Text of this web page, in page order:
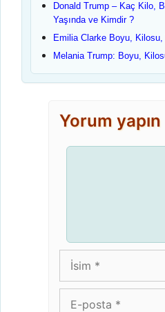
Donald Trump – Kaç Kilo,
Yaşında ve Kimdir ?
Emilia Clarke Boyu, Kilosu,
Melania Trump: Boyu,
Yorum yapın
İsim